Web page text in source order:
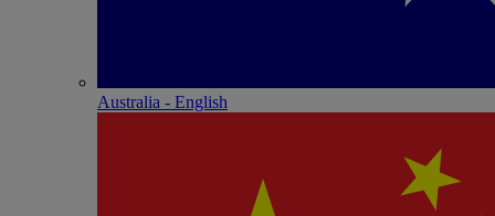
Australia - English